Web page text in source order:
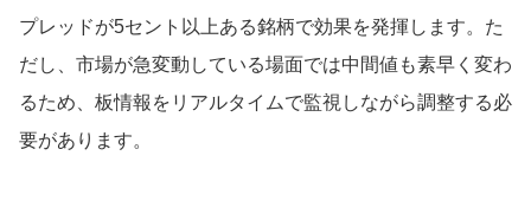
プレッドが5セント以上ある銘柄で効果を発揮します。た
だし、市場が急変動している場面では中間値も素早く変わ
るため、板情報をリアルタイムで監視しながら調整する必
要があります。